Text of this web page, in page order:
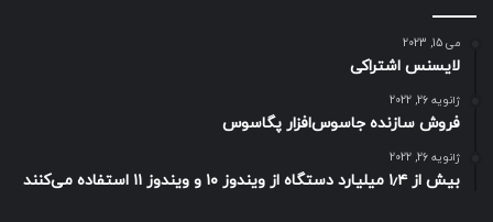
می 15, 2023
لایسنس اشتراکی
ژانویه 26, 2022
فروش سازنده جاسوس‌افزار پگاسوس
ژانویه 26, 2022
بیش از ۱٫۴ میلیارد دستگاه از ویندوز ۱۰ و ویندوز ۱۱ استفاده می‌کنند